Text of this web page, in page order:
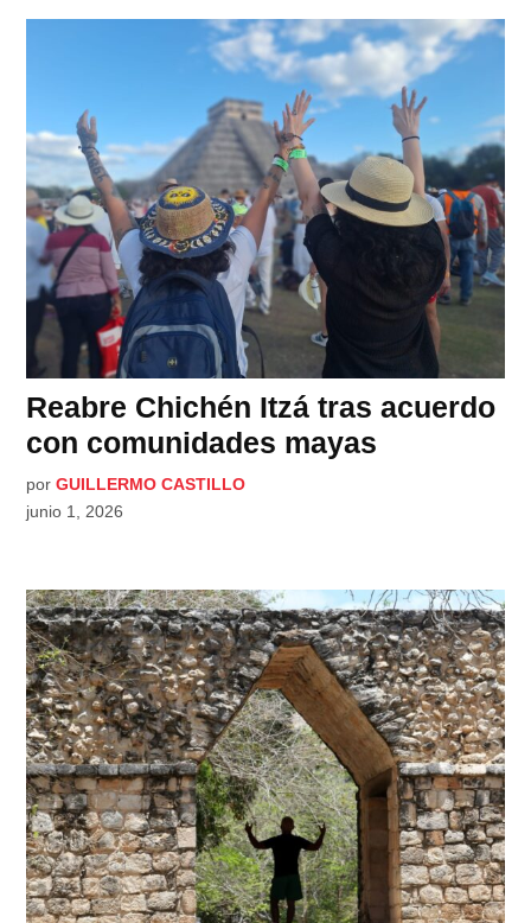
Reabre Chichén Itzá tras acuerdo
con comunidades mayas
por GUILLERMO CASTILLO
junio 1, 2026